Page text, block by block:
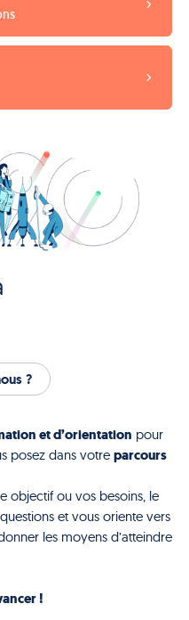
?
et d’orientation pour
posez dans votre parcours
objectif ou vos besoins, le
et vous oriente vers
les moyens d’atteindre
!